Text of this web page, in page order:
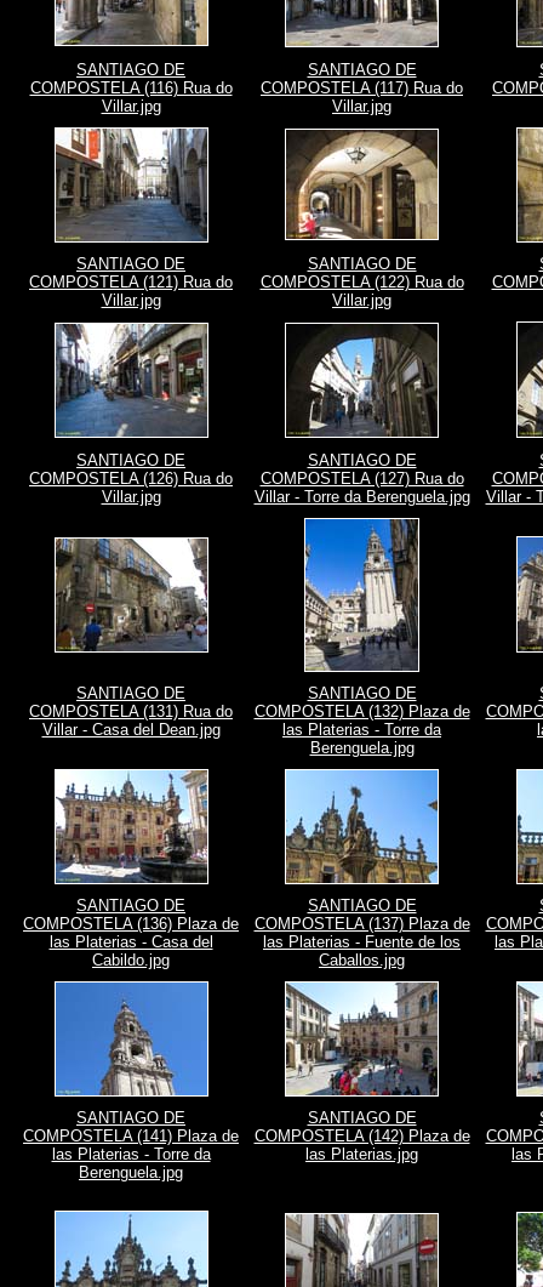
SANTIAGO DE
COMPOSTELA (116) Rua do
Villar.jpg
SANTIAGO DE
COMPOSTELA (117) Rua do
Villar.jpg
SANTIAGO DE
COMPOSTELA (121) Rua do
Villar.jpg
SANTIAGO DE
COMPOSTELA (122) Rua do
Villar.jpg
SANTIAGO DE
COMPOSTELA (126) Rua do
Villar.jpg
SANTIAGO DE
COMPOSTELA (127) Rua do
Villar - Torre da Berenguela.jpg
Villar -
SANTIAGO DE
COMPOSTELA (131) Rua do
Villar - Casa del Dean.jpg
SANTIAGO DE
COMPOSTELA (132) Plaza de
las Platerias - Torre da
Berenguela.jpg
SANTIAGO DE
COMPOSTELA (136) Plaza de
las Platerias - Casa del
Cabildo.jpg
SANTIAGO DE
COMPOSTELA (137) Plaza de
las Platerias - Fuente de los
Caballos.jpg
las
SANTIAGO DE
COMPOSTELA (141) Plaza de
las Platerias - Torre da
Berenguela.jpg
SANTIAGO DE
COMPOSTELA (142) Plaza de
las Platerias.jpg
las